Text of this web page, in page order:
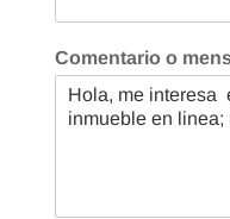
Comentario o